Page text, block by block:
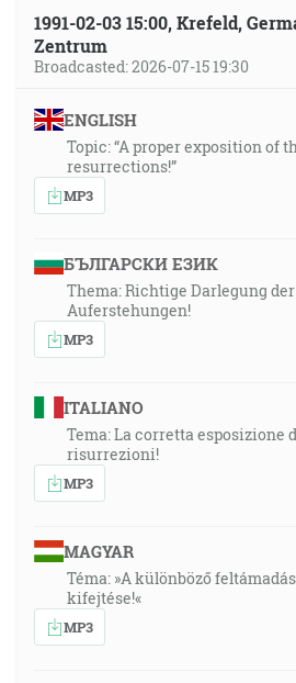
1991-02-03 15:00, Krefeld,
Zentrum
Broadcasted: 2026-07-15 19:30
ENGLISH
Topic: “A proper exposition of
resurrections!”
MP3
БЪЛГАРСКИ ЕЗИК
Thema: Richtige Darlegung
Auferstehungen!
MP3
ITALIANO
Tema: La corretta esposizione
risurrezioni!
MP3
MAGYAR
Téma: »A különböző
kifejtése!«
MP3